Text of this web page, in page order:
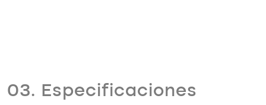
03. Especificaciones